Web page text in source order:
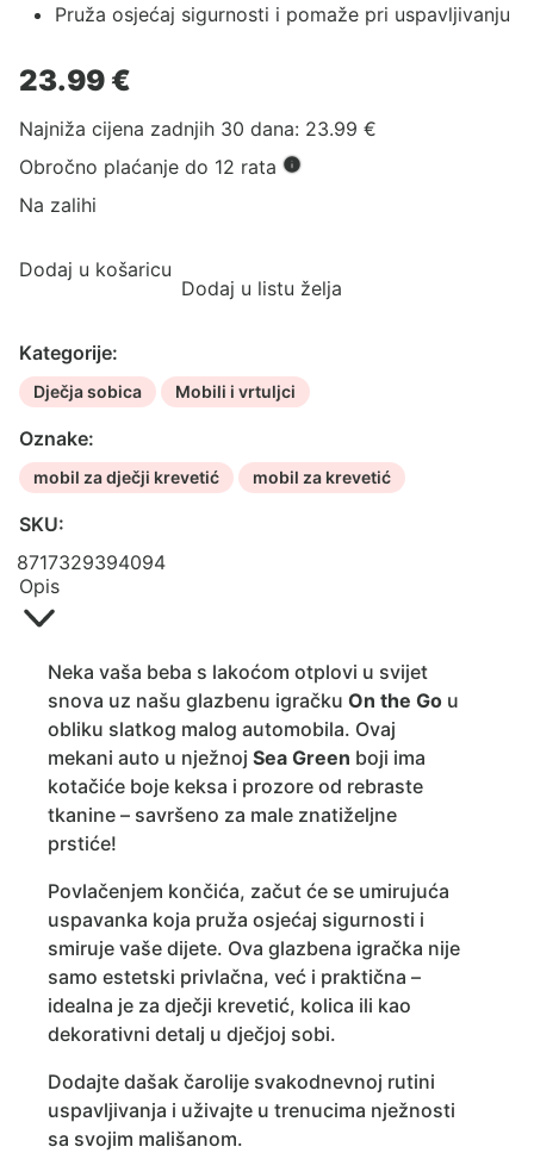
Pruža osjećaj sigurnosti i pomaže pri uspavljivanju
23.99 €
Najniža cijena zadnjih 30 dana: 23.99 €
Obročno plaćanje do 12 rata
Na zalihi
Dodaj u košaricu
Dodaj u listu želja
Kategorije:
Dječja sobica Mobili i vrtuljci
Oznake:
mobil za dječji krevetić mobil za krevetić
SKU:
8717329394094
Opis
Neka vaša beba s lakoćom otplovi u svijet
snova uz našu glazbenu igračku On the Go u
obliku slatkog malog automobila. Ovaj
mekani auto u nježnoj Sea Green boji ima
kotačiće boje keksa i prozore od rebraste
tkanine – savršeno za male znatiželjne
prstiće!
Povlačenjem končića, začut će se umirujuća
uspavanka koja pruža osjećaj sigurnosti i
smiruje vaše dijete. Ova glazbena igračka nije
samo estetski privlačna, već i praktična –
idealna je za dječji krevetić, kolica ili kao
dekorativni detalj u dječjoj sobi.
Dodajte dašak čarolije svakodnevnoj rutini
uspavljivanja i uživajte u trenucima nježnosti
sa svojim mališanom.